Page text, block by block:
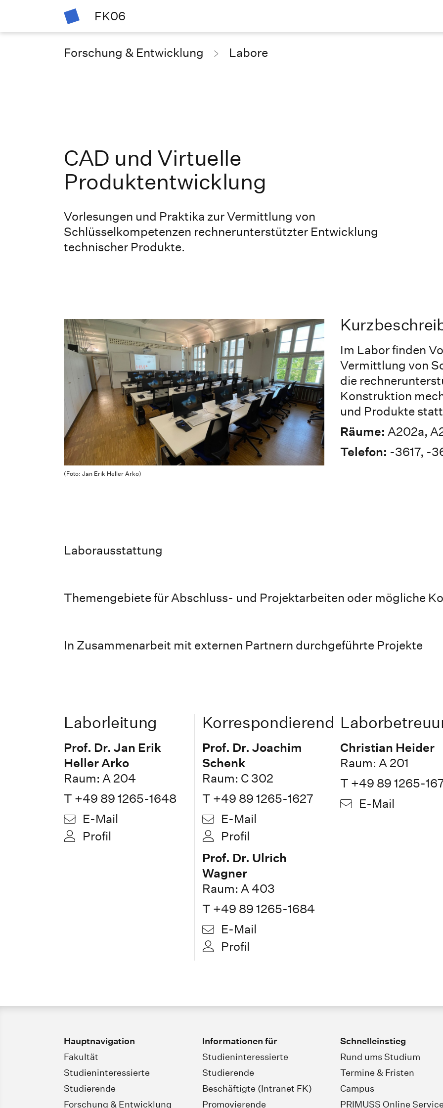
FK06
Forschung & Entwicklung Labore
CAD und Virtuelle
Produktentwicklung
Vorlesungen und Praktika zur Vermittlung von
Schlüsselkompetenzen rechnerunterstützter Entwicklung
technischer Produkte.
(Foto: Jan Erik Heller Arko)
Im Labor finden
Vermittlung von
die
Konstruktion
und Produkte
Räume: A202a,
Telefon: -3617, -
Laborausstattung
Themengebiete für Abschluss- und Projektarbeiten oder mögliche
In Zusammenarbeit mit externen Partnern durchgeführte Projekte
Laborleitung
Prof. Dr. Jan Erik
Heller Arko
Raum: A 204
T +49 89 1265-1648
E-Mail
Profil
Korrespondierend
Prof. Dr. Joachim
Schenk
Raum: C 302
T +49 89 1265-1627
E-Mail
Profil
Prof. Dr. Ulrich
Wagner
Raum: A 403
T +49 89 1265-1684
E-Mail
Profil
Christian Heider
Raum: A 201
T +49 89 1265-
E-Mail
Hauptnavigation
Fakultät
Studieninteressierte
Studierende
Forschung & Entwicklung
Informationen für
Studieninteressierte
Studierende
Beschäftigte (Intranet FK)
Promovierende
Schnelleinstieg
Rund ums Studium
Termine & Fristen
Campus
PRIMUSS Online